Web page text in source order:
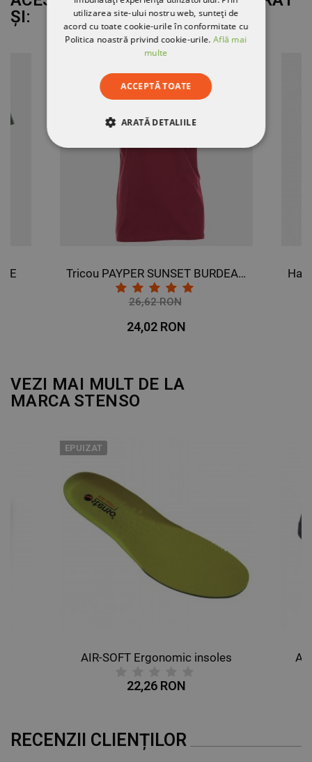
ȘI:
Tricou PAYPER SUNSET BURDEAUX
26,62 RON
24,02 RON
VEZI MAI MULT DE LA
MARCA STENSO
EPUIZAT
AIR-SOFT Ergonomic insoles
22,26 RON
RECENZII CLIENȚILOR
utilizarea site-ului nostru web, sunteți de
acord cu toate cookie-urile în conformitate cu
Politica noastră privind cookie-urile.Află mai
multe
ACCEPTĂ TOATE
ARATĂ DETALIILE
STRICT NECESARE
DE PERFORMANȚĂ
DE TARGETARE
NECLASIFICATE